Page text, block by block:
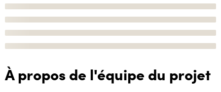
À propos de l'équipe du projet